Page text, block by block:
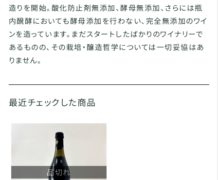
造りを開始。酸化防止剤無添加、酵母無添加、さらには瓶
内醗酵においても酵母添加を行わない、完全無添加のワイ
ンを造っています。まだスタートしたばかりのワイナリーで
あるものの、その栽培・醸造哲学については一切妥協はあ
りません。
最近チェックした商品
品切れ